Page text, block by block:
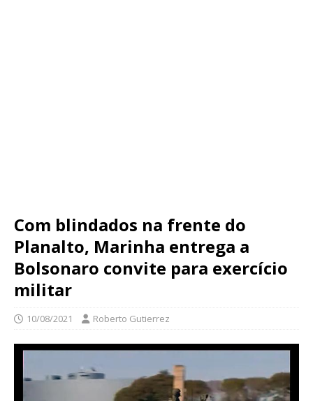
Com blindados na frente do
Planalto, Marinha entrega a
Bolsonaro convite para exercício
militar
10/08/2021 Roberto Gutierrez